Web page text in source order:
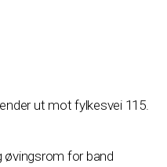
ut mot fylkesvei 115.
øvingsrom for band